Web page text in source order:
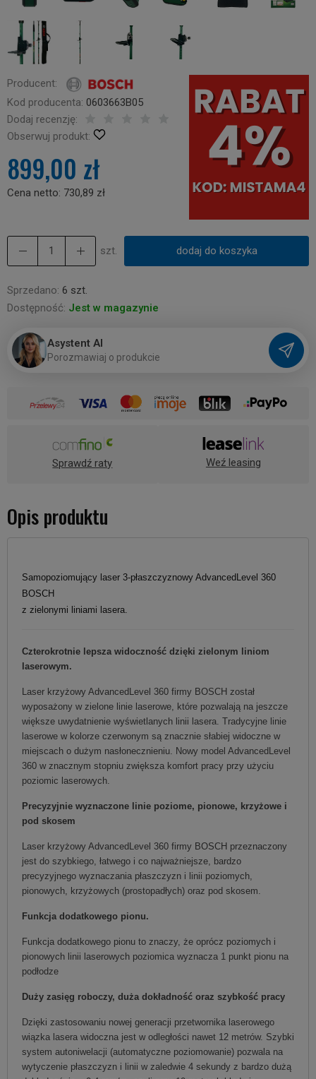
Producent:
Kod producenta: 0603663B05
Dodaj recenzję:
Obserwuj produkt:
899,00 zł
Cena netto: 730,89 zł
szt. dodaj do koszyka
Sprzedano: 6 szt.
Dostępność: Jest w magazynie
Asystent AI
Porozmawiaj o produkcie
Sprawdź raty Weź leasing
Opis produktu
Samopoziomujący laser 3-płaszczyznowy AdvancedLevel 360
BOSCH
z zielonymi liniami lasera.
Czterokrotnie lepsza widoczność dzięki zielonym liniom
laserowym.
Laser krzyżowy AdvancedLevel 360 firmy BOSCH został
wyposażony w zielone linie laserowe, które pozwalają na jeszcze
większe uwydatnienie wyświetlanych linii lasera. Tradycyjne linie
laserowe w kolorze czerwonym są znacznie słabiej widoczne w
miejscach o dużym nasłonecznieniu. Nowy model AdvancedLevel
360 w znacznym stopniu zwiększa komfort pracy przy użyciu
poziomic laserowych.
Precyzyjnie wyznaczone linie poziome, pionowe, krzyżowe i
pod skosem
Laser krzyżowy AdvancedLevel 360 firmy BOSCH przeznaczony
jest do szybkiego, łatwego i co najważniejsze, bardzo
precyzyjnego wyznaczania płaszczyzn i linii poziomych,
pionowych, krzyżowych (prostopadłych) oraz pod skosem.
Funkcja dodatkowego pionu.
Funkcja dodatkowego pionu to znaczy, że oprócz poziomych i
pionowych linii laserowych poziomica wyznacza 1 punkt pionu na
podłodze
Duży zasięg roboczy, duża dokładność oraz szybkość pracy
Dzięki zastosowaniu nowej generacji przetwornika laserowego
wiązka lasera widoczna jest w odległości nawet 12 metrów. Szybki
system autoniwelacji (automatyczne poziomowanie) pozwala na
wytyczenie płaszczyzn i linii w zaledwie 4 sekundy z bardzo dużą